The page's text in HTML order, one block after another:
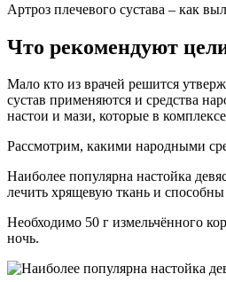
Артроз плечевого сустава – как
Что рекомендуют
Мало кто из врачей решится
сустав применяются и средства
настои и мази, которые в
Рассмотрим, какими народными
Наиболее популярна настойка
лечить хрящевую ткань и способны
Необходимо 50 г измельчённого
ночь.